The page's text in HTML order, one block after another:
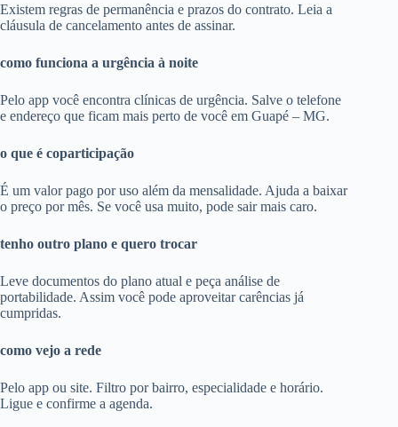
Existem regras de permanência e prazos do contrato. Leia a
cláusula de cancelamento antes de assinar.
como funciona a urgência à noite
Pelo app você encontra clínicas de urgência. Salve o telefone
e endereço que ficam mais perto de você em Guapé – MG.
o que é coparticipação
É um valor pago por uso além da mensalidade. Ajuda a baixar
o preço por mês. Se você usa muito, pode sair mais caro.
tenho outro plano e quero trocar
Leve documentos do plano atual e peça análise de
portabilidade. Assim você pode aproveitar carências já
cumpridas.
como vejo a rede
Pelo app ou site. Filtro por bairro, especialidade e horário.
Ligue e confirme a agenda.